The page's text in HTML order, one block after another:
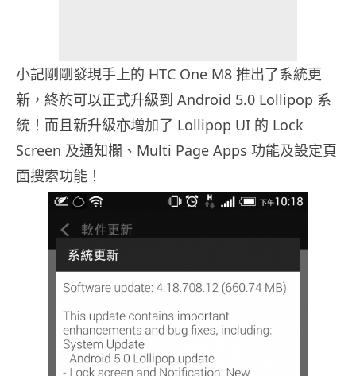
小記剛剛發現手上的 HTC One M8 推出了系統更
新，終於可以正式升級到 Android 5.0 Lollipop 系
統！而且新升級亦增加了 Lollipop UI 的 Lock
Screen 及通知欄、Multi Page Apps 功能及設定頁
面搜索功能！